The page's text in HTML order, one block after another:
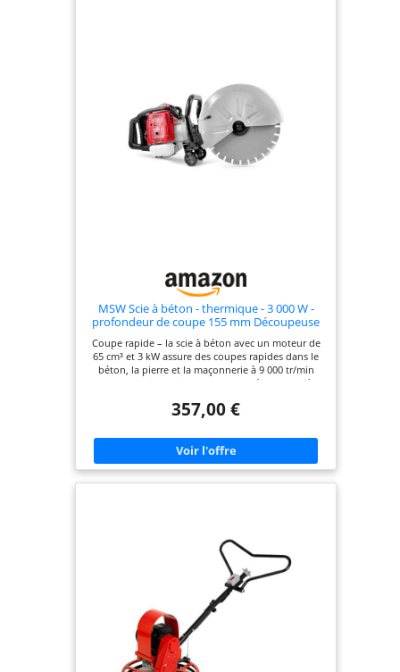
compatible avec plusieurs marques de lames
Multiples protections : Pensée pour la sécurité,
cette talocheuse-lisseuse thermique à guidage
manuel comprend un interrupteur centrifuge qui
coupe automatiquement le moteur en cas de perte
de contrôle, ainsi qu'un anneau de protection
aidant à réduire le contact avec les lames pour une
MSW Scie à béton - thermique - 3 000 W -
profondeur de coupe 155 mm Découpeuse
à disque Tronçonneuse à béton
Coupe rapide – la scie à béton avec un moteur de
65 cm³ et 3 kW assure des coupes rapides dans le
béton, la pierre et la maçonnerie à 9 000 tr/min
Pour chantiers exigeants – cette découpeuse à
mm et impressionne par une profondeur de coupe
consommation (moins de 0,65 l par kW/h) et le
réservoir de 1,6 litre de scie à béton thermique
permettent une utilisation plus longue sans
sans effort – cette découpeuse béton thermique
avec un cadre en aluminium léger et des roues
intégrées permet un travail sans fatigue et une
grande mobilité
357,00 €